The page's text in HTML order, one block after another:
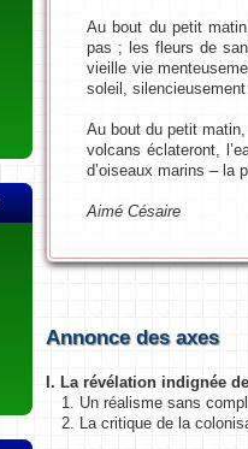
Au bout du petit
pas ; les fleurs de
vieille vie
soleil,
Au bout du petit
volcans éclateront,
d’oiseaux marins – la
Aimé Césaire
Annonce des axes
I. La révélation indignée
1. Un réalisme sans
2. La critique de la